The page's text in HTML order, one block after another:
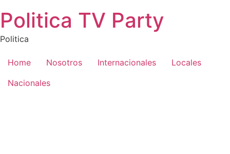
al
contenido
Politica TV Party
Politica
Home Nosotros Internacionales
Locales
Nacionales